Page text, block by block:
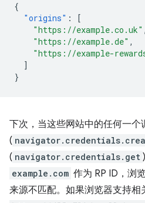
{
"origins" :
[
"https://example.co.uk" ,
"https://example.de" ,
"https://example-
]
}
下次，当这些网站中的任何一个
(
( navigator.credentials.get
example.com 作为 RP ID，浏
来源不匹配。如果浏览器支持相